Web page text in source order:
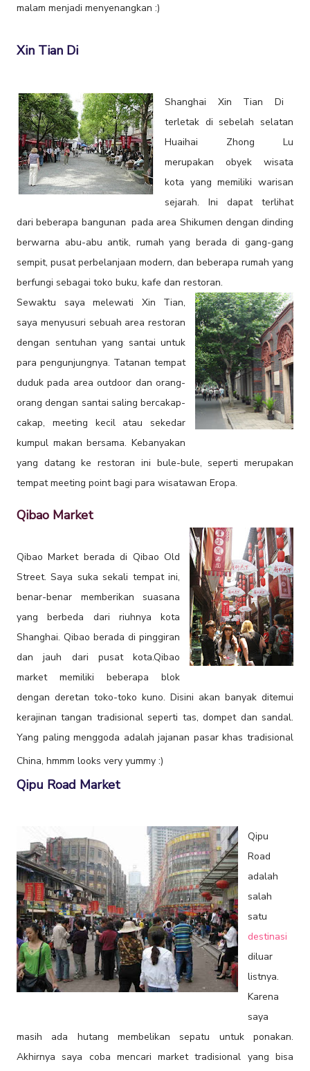
malam menjadi menyenangkan :)
Xin Tian Di
Shanghai Xin Tian Di
terletak di sebelah selatan
Huaihai Zhong Lu
merupakan obyek wisata
kota yang memiliki warisan
sejarah. Ini dapat terlihat
dari beberapa bangunan pada area Shikumen dengan dinding
berwarna abu-abu antik, rumah yang berada di gang-gang
sempit, pusat perbelanjaan modern, dan beberapa rumah yang
berfungi sebagai toko buku, kafe dan restoran.
Sewaktu saya melewati Xin Tian,
saya menyusuri sebuah area restoran
dengan sentuhan yang santai untuk
para pengunjungnya. Tatanan tempat
duduk pada area outdoor dan orang-
orang dengan santai saling bercakap-
cakap, meeting kecil atau sekedar
kumpul makan bersama. Kebanyakan
yang datang ke restoran ini bule-bule, seperti merupakan
tempat meeting point bagi para wisatawan Eropa.
Qibao Market
Qibao Market berada di Qibao Old
Street. Saya suka sekali tempat ini,
benar-benar memberikan suasana
yang berbeda dari riuhnya kota
Shanghai. Qibao berada di pinggiran
dan jauh dari pusat kota.Qibao
market memiliki beberapa blok
dengan deretan toko-toko kuno. Disini akan banyak ditemui
kerajinan tangan tradisional seperti tas, dompet dan sandal.
Yang paling menggoda adalah jajanan pasar khas tradisional
China, hmmm looks very yummy :)
Qipu Road Market
Qipu
Road
adalah
salah
satu
destinasi
diluar
listnya.
Karena
saya
masih ada hutang membelikan sepatu untuk ponakan.
Akhirnya saya coba mencari market tradisional yang bisa